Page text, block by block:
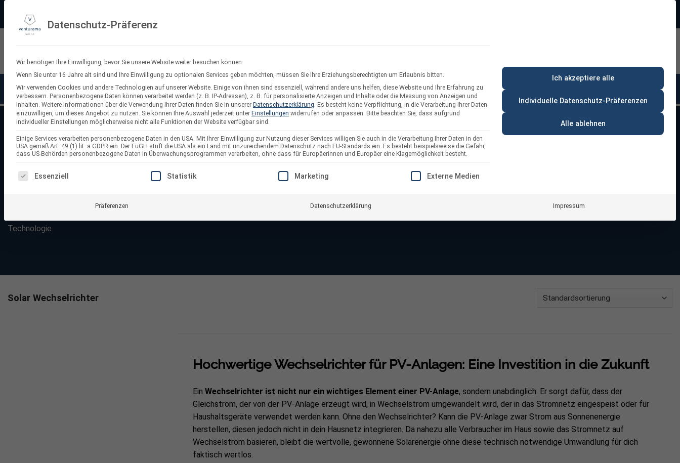
springen
PV-3D-Planungstool
Suchen
Solaranlagen Balkonkraftwerke Solarzaun & Fassade Unterkonstruktion Planung & Beratung
Solar Wechselrichter
Solar Wechselrichter
Das Herzstück jederPV-Anlage ist der Wechselrichter, denn er wandelt den erzeugten
Solarstrom in nutzbaren Haushaltsstrom um. Ob für Eigenheime, Gewerbebetriebe oder
Lösungen für eine zuverlässige und effiziente Energieversorgung. Maximiere deinen
Technologie.
Solar Wechselrichter
Hochwertige Wechselrichter für PV-Anlagen: Eine Investition in die Zukunft
Ein Wechselrichter ist nicht nur ein wichtiges Element einer PV-Anlage, sondern unabdinglich. Er sorgt dafür, dass der
Gleichstrom, der von der PV-Anlage erzeugt wird, in Wechselstrom umgewandelt wird, der in das Stromnetz eingespeist oder für
Haushaltsgeräte verwendet werden kann. Ohne den Wechselrichter? Kann die PV-Anlage zwar Strom aus Sonnenenergie
herstellen, diesen jedoch nicht in dein Hausnetz integrieren. Da nahezu alle Verbraucher im Haus sowie das Stromnetz auf
Wechselstrom basieren, bleibt die wertvolle, gewonnene Solarenergie ohne diese technisch notwendige Umwandlung für dich
faktisch wertlos.
Datenschutz-Präferenz
Wir benötigen Ihre Einwilligung, bevor Sie unsere Website weiter besuchen können.
Wenn Sie unter 16 Jahre alt sind und Ihre Einwilligung zu optionalen Services geben möchten, müssen Sie Ihre Erziehungsberechtigten um Erlaubnis bitten.
Wir verwenden Cookies und andere Technologien auf unserer Website. Einige von ihnen sind essenziell, während andere uns helfen, diese Website und Ihre Erfahrung zu
verbessern. Personenbezogene Daten können verarbeitet werden (z. B. IP-Adressen), z. B. für personalisierte Anzeigen und Inhalte oder die Messung von Anzeigen und
Inhalten. Weitere Informationen über die Verwendung Ihrer Daten finden Sie in unserer Datenschutzerklärung. Es besteht keine Verpflichtung, in die Verarbeitung Ihrer Daten
einzuwilligen, um dieses Angebot zu nutzen. Sie können Ihre Auswahl jederzeit unter Einstellungen widerrufen oder anpassen. Bitte beachten Sie, dass aufgrund
individueller Einstellungen möglicherweise nicht alle Funktionen der Website verfügbar sind.
Einige Services verarbeiten personenbezogene Daten in den USA. Mit Ihrer Einwilligung zur Nutzung dieser Services willigen Sie auch in die Verarbeitung Ihrer Daten in den
USA gemäß Art. 49 (1) lit. a GDPR ein. Der EuGH stuft die USA als ein Land mit unzureichendem Datenschutz nach EU-Standards ein. Es besteht beispielsweise die Gefahr,
dass US-Behörden personenbezogene Daten in Überwachungsprogrammen verarbeiten, ohne dass für Europäerinnen und Europäer eine Klagemöglichkeit besteht.
ES FOLGT EINE LISTE DER SERVICE-GRUPPEN, FÜR DIE EINE EINWILLIGUNG ERTEILT WERDEN KANN. DIE ERSTE SERVICE-GRUPPE IST ESSENZIELL UND KANN NICHT
Essenziell Statistik Marketing Externe Medien
Ich akzeptiere alle
Individuelle Datenschutz-Präferenzen
Alle ablehnen
Präferenzen Datenschutzerklärung Impressum